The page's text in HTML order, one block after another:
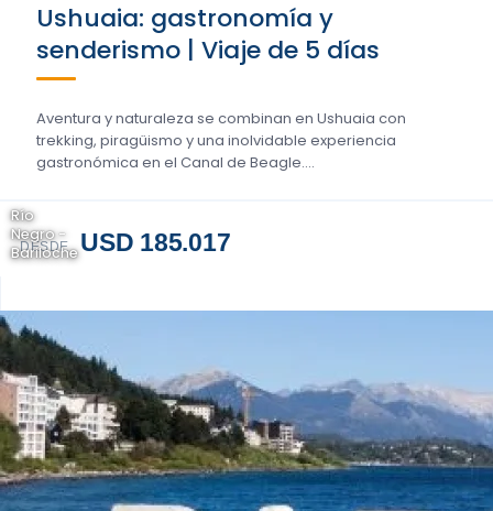
Ushuaia: gastronomía y
senderismo | Viaje de 5 días
Aventura y naturaleza se combinan en Ushuaia con
trekking, piragüismo y una inolvidable experiencia
gastronómica en el Canal de Beagle....
DESDE USD 185.017
Río
Negro -
Bariloche